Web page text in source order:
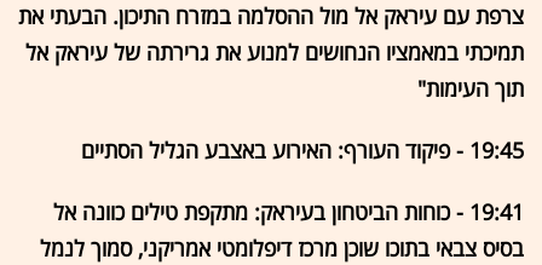
צרפת עם עיראק אל מול ההסלמה במזרח התיכון. הבעתי את
תמיכתי במאמציו הנחושים למנוע את גרירתה של עיראק אל
תוך העימות"
19:45 - פיקוד העורף: האירוע באצבע הגליל הסתיים
19:41 - כוחות הביטחון בעיראק: מתקפת טילים כוונה אל
בסיס צבאי בתוכו שוכן מרכז דיפלומטי אמריקני, סמוך לנמל